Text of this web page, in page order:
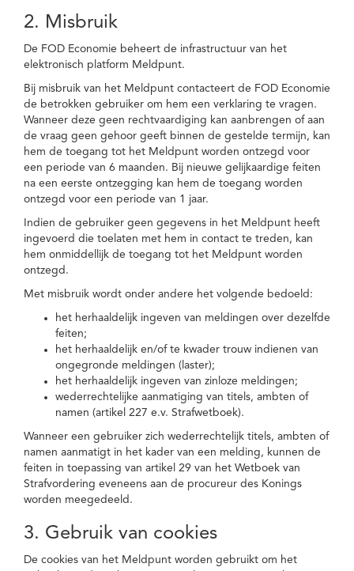
2. Misbruik
De FOD Economie beheert de infrastructuur van het
elektronisch platform Meldpunt.
Bij misbruik van het Meldpunt contacteert de FOD Economie
de betrokken gebruiker om hem een verklaring te vragen.
Wanneer deze geen rechtvaardiging kan aanbrengen of aan
de vraag geen gehoor geeft binnen de gestelde termijn, kan
hem de toegang tot het Meldpunt worden ontzegd voor
een periode van 6 maanden. Bij nieuwe gelijkaardige feiten
na een eerste ontzegging kan hem de toegang worden
ontzegd voor een periode van 1 jaar.
Indien de gebruiker geen gegevens in het Meldpunt heeft
ingevoerd die toelaten met hem in contact te treden, kan
hem onmiddellijk de toegang tot het Meldpunt worden
ontzegd.
Met misbruik wordt onder andere het volgende bedoeld:
het herhaaldelijk ingeven van meldingen over dezelfde
feiten;
het herhaaldelijk en/of te kwader trouw indienen van
ongegronde meldingen (laster);
het herhaaldelijk ingeven van zinloze meldingen;
wederrechtelijke aanmatiging van titels, ambten of
namen (artikel 227 e.v. Strafwetboek).
Wanneer een gebruiker zich wederrechtelijk titels, ambten of
namen aanmatigt in het kader van een melding, kunnen de
feiten in toepassing van artikel 29 van het Wetboek van
Strafvordering eveneens aan de procureur des Konings
worden meegedeeld.
3. Gebruik van cookies
De cookies van het Meldpunt worden gebruikt om het